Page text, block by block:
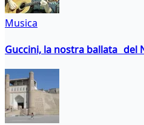
Musica
Guccini, la nostra ballata del